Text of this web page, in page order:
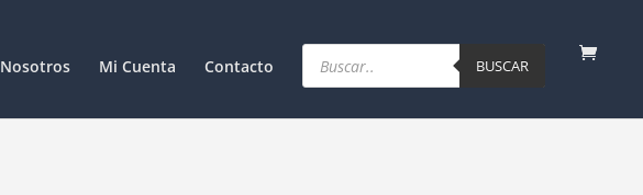
Nosotros Mi Cuenta Contacto
Products
search BUSCAR